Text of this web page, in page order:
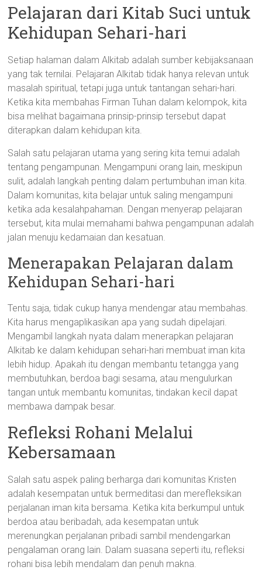
Pelajaran dari Kitab Suci untuk
Kehidupan Sehari-hari
Setiap halaman dalam Alkitab adalah sumber kebijaksanaan
yang tak ternilai. Pelajaran Alkitab tidak hanya relevan untuk
masalah spiritual, tetapi juga untuk tantangan sehari-hari.
Ketika kita membahas Firman Tuhan dalam kelompok, kita
bisa melihat bagaimana prinsip-prinsip tersebut dapat
diterapkan dalam kehidupan kita.
Salah satu pelajaran utama yang sering kita temui adalah
tentang pengampunan. Mengampuni orang lain, meskipun
sulit, adalah langkah penting dalam pertumbuhan iman kita.
Dalam komunitas, kita belajar untuk saling mengampuni
ketika ada kesalahpahaman. Dengan menyerap pelajaran
tersebut, kita mulai memahami bahwa pengampunan adalah
jalan menuju kedamaian dan kesatuan.
Menerapakan Pelajaran dalam
Kehidupan Sehari-hari
Tentu saja, tidak cukup hanya mendengar atau membahas.
Kita harus mengaplikasikan apa yang sudah dipelajari.
Mengambil langkah nyata dalam menerapkan pelajaran
Alkitab ke dalam kehidupan sehari-hari membuat iman kita
lebih hidup. Apakah itu dengan membantu tetangga yang
membutuhkan, berdoa bagi sesama, atau mengulurkan
tangan untuk membantu komunitas, tindakan kecil dapat
membawa dampak besar.
Refleksi Rohani Melalui
Kebersamaan
Salah satu aspek paling berharga dari komunitas Kristen
adalah kesempatan untuk bermeditasi dan merefleksikan
perjalanan iman kita bersama. Ketika kita berkumpul untuk
berdoa atau beribadah, ada kesempatan untuk
merenungkan perjalanan pribadi sambil mendengarkan
pengalaman orang lain. Dalam suasana seperti itu, refleksi
rohani bisa lebih mendalam dan penuh makna.